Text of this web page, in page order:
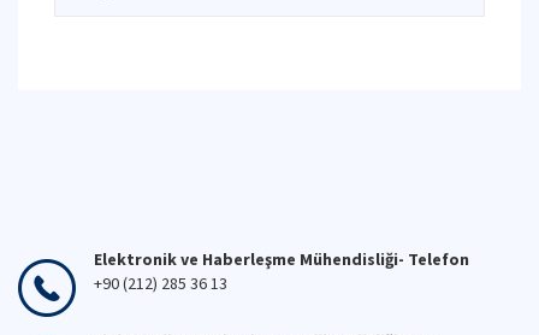
Elektronik ve Haberleşme Mühendisliği- Telefon
+90 (212) 285 36 13